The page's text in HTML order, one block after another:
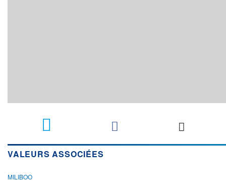
VALEURS ASSOCIÉES
MILIBOO